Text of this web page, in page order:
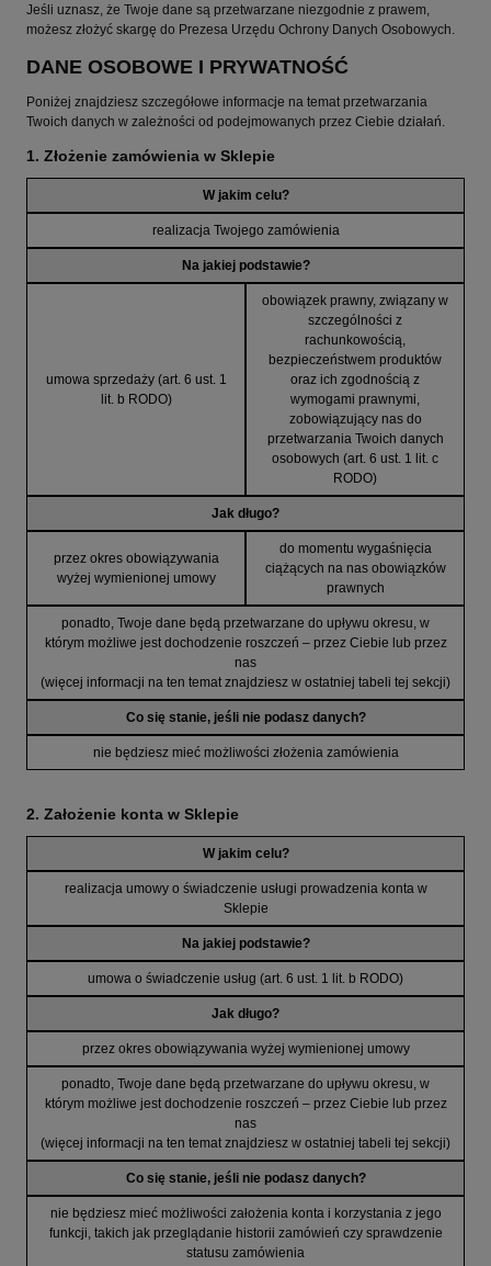
Jeśli uznasz, że Twoje dane są przetwarzane niezgodnie z prawem,
możesz złożyć skargę do Prezesa Urzędu Ochrony Danych Osobowych.
DANE OSOBOWE I PRYWATNOŚĆ
Poniżej znajdziesz szczegółowe informacje na temat przetwarzania
Twoich danych w zależności od podejmowanych przez Ciebie działań.
1. Złożenie zamówienia w Sklepie
W jakim celu?
realizacja Twojego zamówienia
Na jakiej podstawie?
umowa sprzedaży (art. 6 ust. 1
lit. b RODO)
obowiązek prawny, związany w
szczególności z
rachunkowością,
bezpieczeństwem produktów
oraz ich zgodnością z
wymogami prawnymi,
zobowiązujący nas do
przetwarzania Twoich danych
osobowych (art. 6 ust. 1 lit. c
RODO)
Jak długo?
przez okres obowiązywania
wyżej wymienionej umowy
do momentu wygaśnięcia
ciążących na nas obowiązków
prawnych
ponadto, Twoje dane będą przetwarzane do upływu okresu, w
którym możliwe jest dochodzenie roszczeń – przez Ciebie lub przez
nas
(więcej informacji na ten temat znajdziesz w ostatniej tabeli tej sekcji)
Co się stanie, jeśli nie podasz danych?
nie będziesz mieć możliwości złożenia zamówienia
2. Założenie konta w Sklepie
W jakim celu?
realizacja umowy o świadczenie usługi prowadzenia konta w
Sklepie
Na jakiej podstawie?
umowa o świadczenie usług (art. 6 ust. 1 lit. b RODO)
Jak długo?
przez okres obowiązywania wyżej wymienionej umowy
ponadto, Twoje dane będą przetwarzane do upływu okresu, w
którym możliwe jest dochodzenie roszczeń – przez Ciebie lub przez
nas
(więcej informacji na ten temat znajdziesz w ostatniej tabeli tej sekcji)
Co się stanie, jeśli nie podasz danych?
nie będziesz mieć możliwości założenia konta i korzystania z jego
funkcji, takich jak przeglądanie historii zamówień czy sprawdzenie
statusu zamówienia